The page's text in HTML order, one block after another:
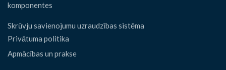
komponentes
Skrūvju savienojumu uzraudzības sistēma
Privātuma politika
Apmācības un prakse